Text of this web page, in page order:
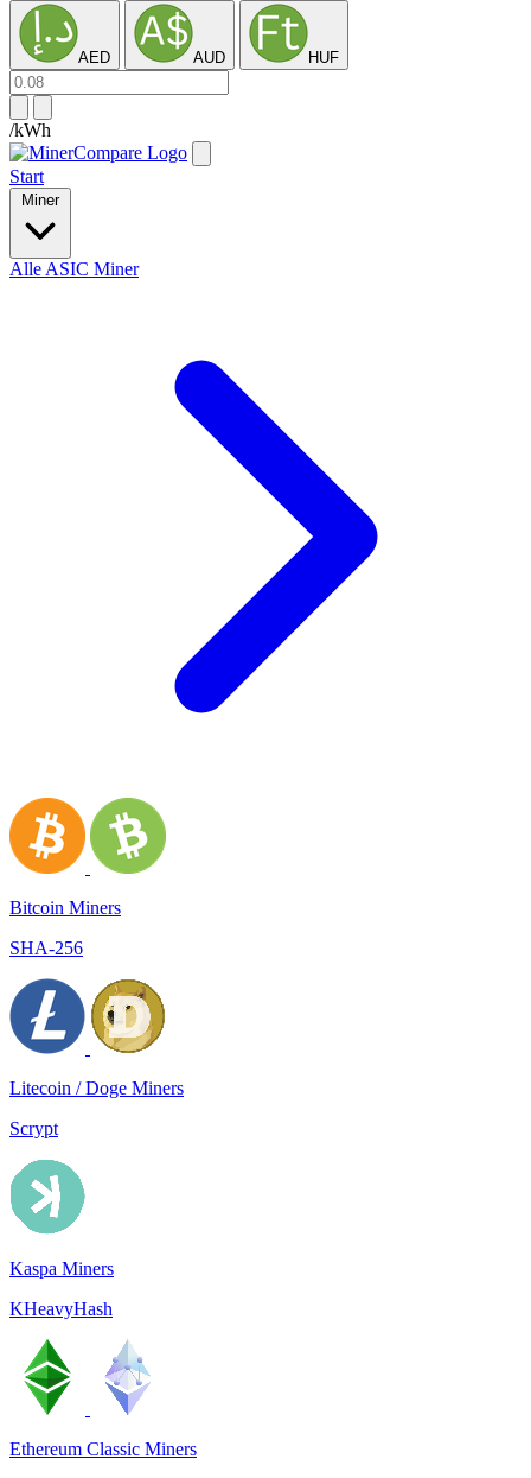
AED AUD HUF
/kWh
Start
Miner
Alle ASIC Miner
Bitcoin Miners
SHA-256
Litecoin / Doge Miners
Scrypt
Kaspa Miners
KHeavyHash
Ethereum Classic Miners